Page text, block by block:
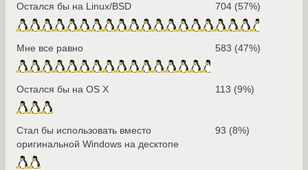
Остался бы на Linux/BSD 704 (57%)
Мне все равно 583 (47%)
Остался бы на OS X 113 (9%)
Стал бы использовать вместо
оригинальной Windows на десктопе
93 (8%)